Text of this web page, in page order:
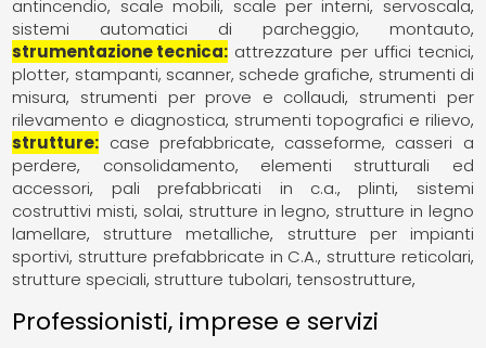
antincendio
scale mobili scale per interni
servoscala
sistemi automatici di parcheggio, montauto
strumentazione tecnica attrezzature per uffici tecnici
plotter, stampanti, scanner, schede grafiche strumenti di
misura
strumenti per prove e collaudi
strumenti per
rilevamento e diagnostica strumenti topografici e rilievo
strutture
case prefabbricate
casseforme, casseri a
perdere
consolidamento
elementi strutturali ed
accessori
pali prefabbricati in c.a. plinti
sistemi
costruttivi misti solai strutture in legno strutture in legno
lamellare
strutture metalliche
strutture per impianti
sportivi strutture prefabbricate in C.A. strutture reticolari
strutture speciali strutture tubolari tensostrutture
Professionisti, imprese e servizi